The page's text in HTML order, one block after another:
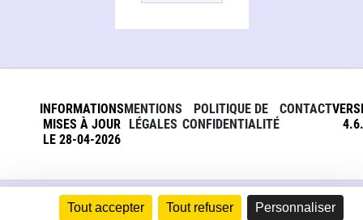
Tout accepter Tout refuser Personnaliser
INFORMATIONS
MISES À JOUR
LE 28-04-2026
MENTIONS
LÉGALES
POLITIQUE DE
CONFIDENTIALITÉ
CONTACT